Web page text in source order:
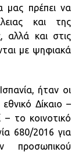
μας πρέπει να
και της
αλλά και στις
με ψηφιακά
ήταν οι
Δίκαιο –
– το κοινοτικό
680/2016 για
προσωπικού